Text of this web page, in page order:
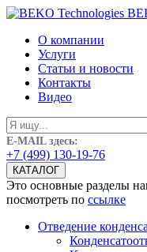
О компании
Услуги
Статьи и новости
Контакты
Видео
E-MAIL здесь:
+7 (499) 130-19-76
КАТАЛОГ
Это основные разделы
посмотреть по ссылке
Отведение